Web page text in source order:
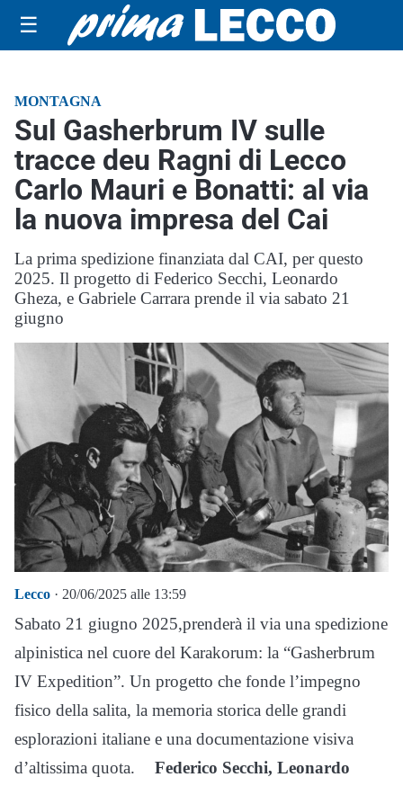
☰
MONTAGNA
Sul Gasherbrum IV sulle
tracce deu Ragni di Lecco
Carlo Mauri e Bonatti: al via
la nuova impresa del Cai
La prima spedizione finanziata dal CAI, per questo
2025. Il progetto di Federico Secchi, Leonardo
Gheza, e Gabriele Carrara prende il via sabato 21
giugno
Lecco · 20/06/2025 alle 13:59
Sabato 21 giugno 2025,prenderà il via una spedizione
alpinistica nel cuore del Karakorum: la “Gasherbrum
IV Expedition”. Un progetto che fonde l’impegno
fisico della salita, la memoria storica delle grandi
esplorazioni italiane e una documentazione visiva
d’altissima quota. Federico Secchi, Leonardo